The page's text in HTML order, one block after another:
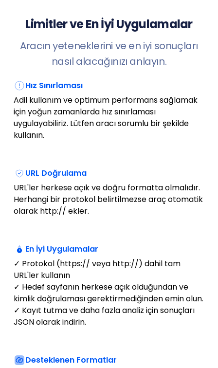
Limitler ve En İyi Uygulamalar
Aracın yeteneklerini ve en iyi sonuçları
nasıl alacağınızı anlayın.
Hız Sınırlaması
Adil kullanım ve optimum performans sağlamak
için yoğun zamanlarda hız sınırlaması
uygulayabiliriz. Lütfen aracı sorumlu bir şekilde
kullanın.
URL Doğrulama
URL'ler herkese açık ve doğru formatta olmalıdır.
Herhangi bir protokol belirtilmezse araç otomatik
olarak http:// ekler.
En İyi Uygulamalar
✓ Protokol (https:// veya http://) dahil tam
URL'ler kullanın
✓ Hedef sayfanın herkese açık olduğundan ve
kimlik doğrulaması gerektirmediğinden emin olun.
✓ Kayıt tutma ve daha fazla analiz için sonuçları
JSON olarak indirin.
Desteklenen Formatlar